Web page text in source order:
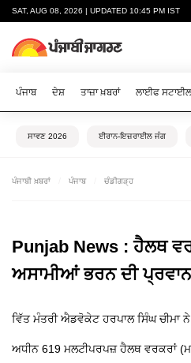
SAT, AUG 08, 2026 | UPDATED 10:45 PM IST
ਪੰਜਾਬ ਦੇਸ਼ ਤਾਜ਼ਾ ਖ਼ਬਰਾਂ ਲਾਈਫ ਸਟਾਈਲ
ਸਾਵਣ 2026 ਈਰਾਨ-ਇਜ਼ਰਾਈਲ ਜੰਗ
ਪੰਜਾਬੀ ਖ਼ਬਰਾਂ ਪੰਜਾਬ ਚੰਡੀਗੜ੍ਹ
Punjab News : ਹੈਲਥ
ਅਸਾਮੀਆਂ ਭਰਨ ਦੀ
ਵਿੱਤ ਮੰਤਰੀ ਐਡਵੋਕੇਟ ਹਰਪਾਲ ਸਿੰਘ ਚੀਮਾ
ਅਧੀਨ 619 ਮਲਟੀਪਰਪਜ਼ ਹੈਲਥ ਵਰਕਰਾਂ